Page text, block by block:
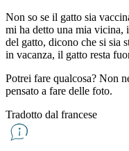
Non so se il gatto sia
mi ha detto una mia vicina,
del gatto, dicono che si sia
in vacanza, il gatto resta
Potrei fare qualcosa? Non
pensato a fare delle foto.
Tradotto dal francese